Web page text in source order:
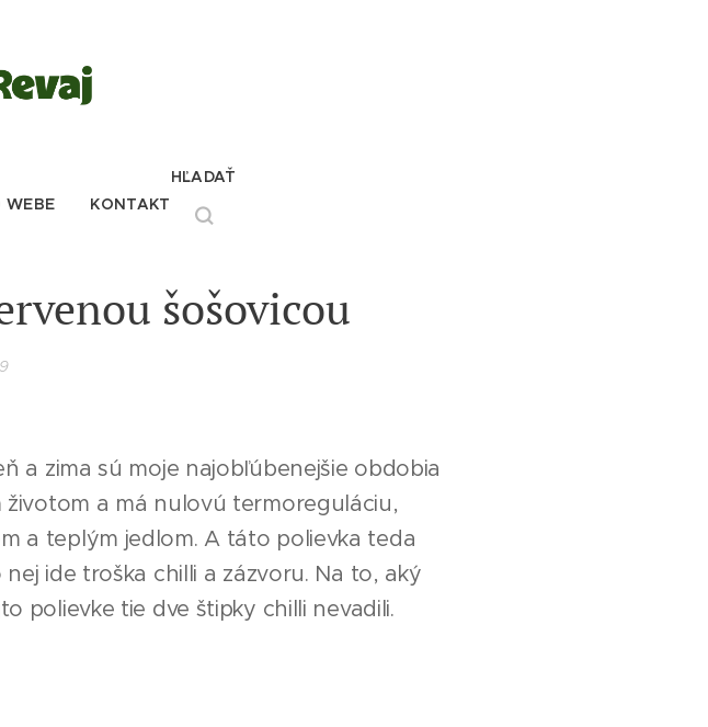
WEBE KONTAKT
HĽADAŤ
šošovicou
a zima sú moje najobľúbenejšie obdobia
a má nulovú termoreguláciu,
a teplým jedlom. A táto polievka teda
ide troška chilli a zázvoru. Na to, aký
polievke tie dve štipky chilli nevadili.